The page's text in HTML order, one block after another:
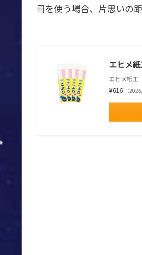
冊を使う場合、片思いの
エヒメ
エヒメ紙工
¥616 （